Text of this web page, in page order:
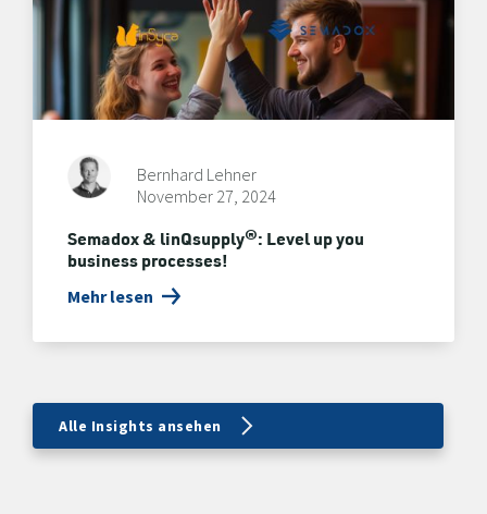
Bernhard Lehner
November 27, 2024
Semadox & linQsupply®: Level up you
business processes!
Mehr lesen
Alle Insights ansehen